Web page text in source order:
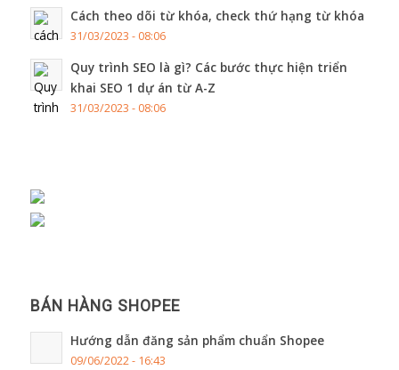
Cách theo dõi từ khóa, check thứ hạng từ khóa
31/03/2023 - 08:06
Quy trình SEO là gì? Các bước thực hiện triển
khai SEO 1 dự án từ A-Z
31/03/2023 - 08:06
BÁN HÀNG SHOPEE
Hướng dẫn đăng sản phẩm chuẩn Shopee
09/06/2022 - 16:43